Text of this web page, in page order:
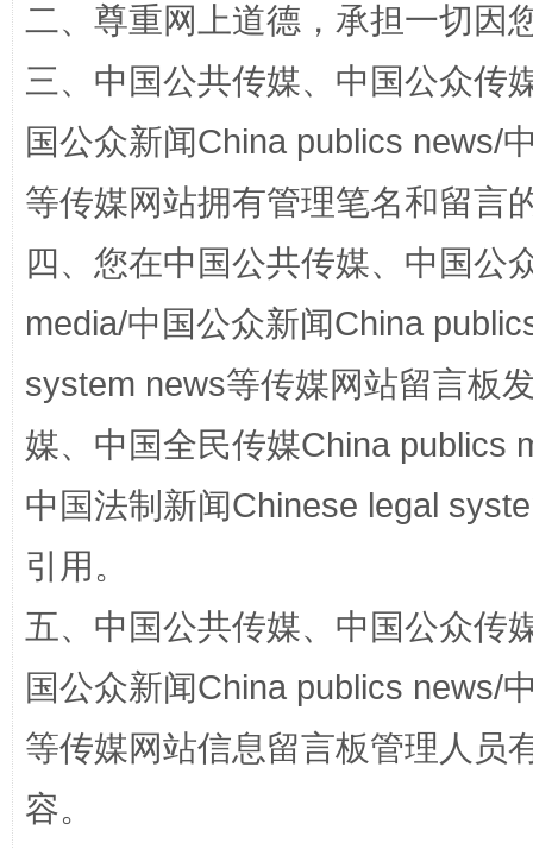
“蜀中异人”王建安的艺术幻境
二、尊重网上道德，承担一切因
三、中国公共传媒、中国公众传
国公众新闻China publics news/
等传媒网站拥有管理笔名和留言
四、您在中国公共传媒、中国公
media/中国公众新闻China
system news等传媒网站留言板
媒、中国全民传媒China publics
中国法制新闻Chinese legal
引用。
五、中国公共传媒、中国公众传
国公众新闻China publics news/
等传媒网站信息留言板管理人员
容。